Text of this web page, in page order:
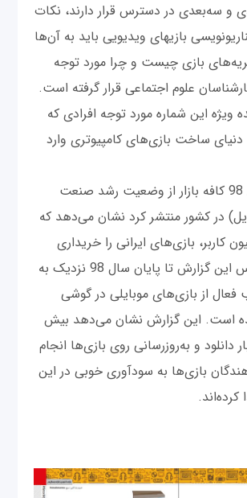
و سه‌بعدی در دسترس قرار دارند، نکات
جذابی که در سناریونویسی بازی‎های ویدیویی باید به آن‌ها
بازی چیست و چرا مورد توجه
علوم اجتماعی قرار گرفته است.
ویژه این شماره مورد توجه افرادی که
ساخت بازی‌های کامپیوتری وارد
گزارشی که سال 98 کافه بازار از وضعیت رشد صنعت
در کشور منتشر کرد نشان می‌دهد که
کاربر، بازی‌های ایرانی را خریداری
کرده‌اند. بر اساس این گزارش تا پایان سال 98 نزدیک به
فعال از بازی‌های موبایلی در گوشی
است. این گزارش نشان می‌دهد بیش
بار دانلود و به‌روزرسانی روی بازی‌ها انجام
بازی‌ها به سودآوری خوبی در این